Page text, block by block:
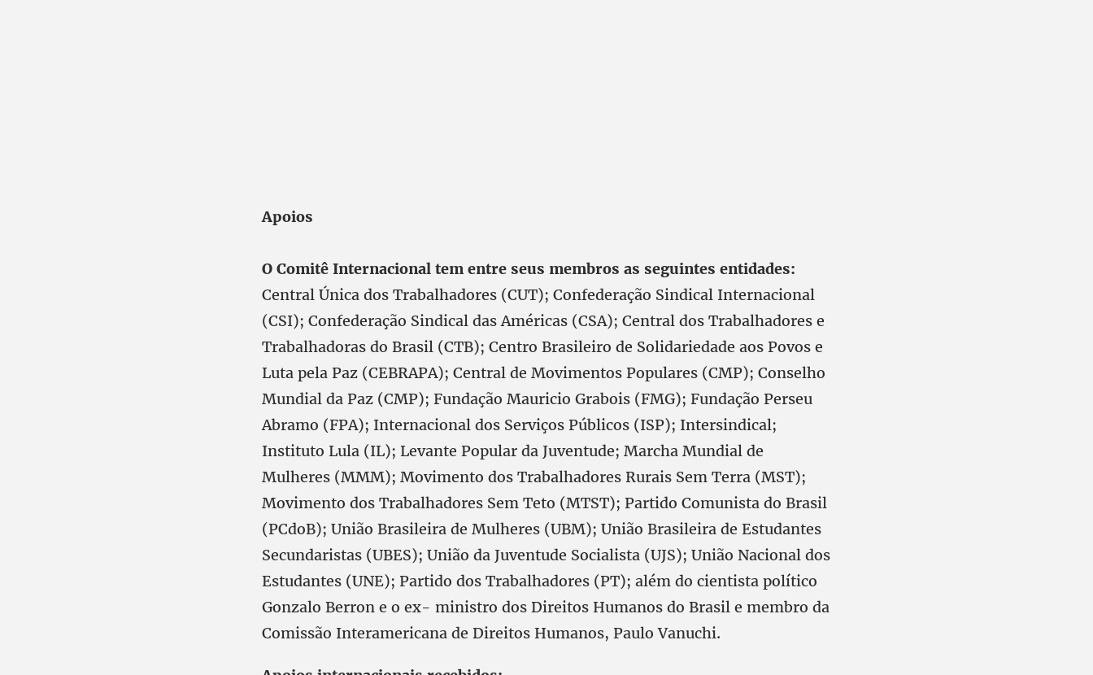
Apoios
O Comitê Internacional tem entre seus membros as seguintes entidades:
Central Única dos Trabalhadores (CUT); Confederação Sindical Internacional
(CSI); Confederação Sindical das Américas (CSA); Central dos Trabalhadores e
Trabalhadoras do Brasil (CTB); Centro Brasileiro de Solidariedade aos Povos e
Luta pela Paz (CEBRAPA); Central de Movimentos Populares (CMP); Conselho
Mundial da Paz (CMP); Fundação Mauricio Grabois (FMG); Fundação Perseu
Abramo (FPA); Internacional dos Serviços Públicos (ISP); Intersindical;
Instituto Lula (IL); Levante Popular da Juventude; Marcha Mundial de
Mulheres (MMM); Movimento dos Trabalhadores Rurais Sem Terra (MST);
Movimento dos Trabalhadores Sem Teto (MTST); Partido Comunista do Brasil
(PCdoB); União Brasileira de Mulheres (UBM); União Brasileira de Estudantes
Secundaristas (UBES); União da Juventude Socialista (UJS); União Nacional dos
Estudantes (UNE); Partido dos Trabalhadores (PT); além do cientista político
Gonzalo Berron e o ex- ministro dos Direitos Humanos do Brasil e membro da
Comissão Interamericana de Direitos Humanos, Paulo Vanuchi.